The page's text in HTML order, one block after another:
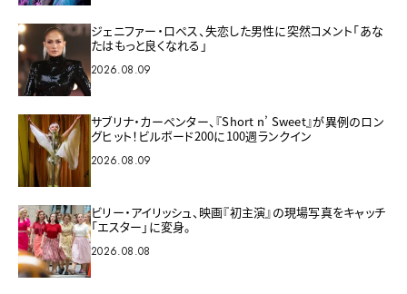
ジェニファー・ロペス、失恋した男性に突然コメント「あな
たはもっと良くなれる」
2026.08.09
サブリナ・カーペンター、『Short n’ Sweet』が異例のロン
グヒット！ビルボード200に100週ランクイン
2026.08.09
ビリー・アイリッシュ、映画『初主演』の現場写真をキャッチ
「エスター」に変身。
2026.08.08